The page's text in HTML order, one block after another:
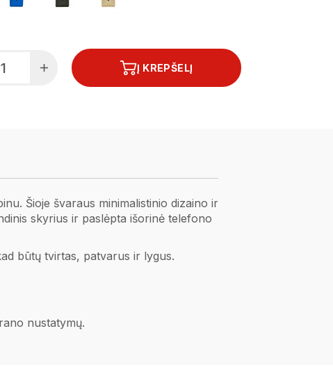
Į KREPŠELĮ
Šioje švaraus minimalistinio dizaino ir
skyrius ir paslėpta išorinė telefono
būtų tvirtas, patvarus ir lygus.
nustatymų.